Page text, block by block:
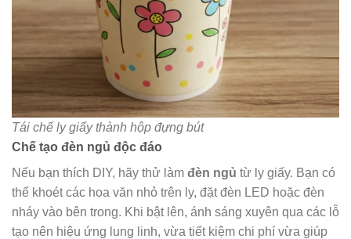
Tái chế ly giấy thành hộp đựng bút
Chế tạo đèn ngủ độc đáo
Nếu bạn thích DIY, hãy thử làm đèn ngủ từ ly giấy. Bạn có
thể khoét các hoa văn nhỏ trên ly, đặt đèn LED hoặc đèn
nháy vào bên trong. Khi bật lên, ánh sáng xuyên qua các lỗ
tạo nên hiệu ứng lung linh, vừa tiết kiệm chi phí vừa giúp